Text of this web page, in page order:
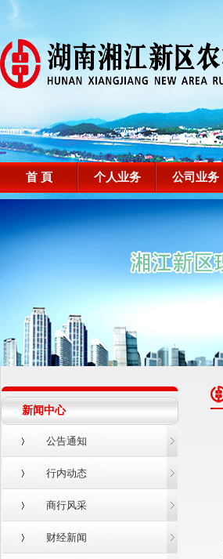
首 頁 个人业务 公司业务
新闻中心
公告通知
行内动态
商行风采
财经新闻